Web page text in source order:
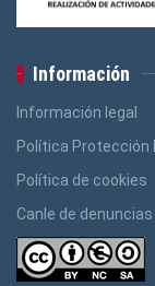
Información
Información legal
Política Protección
Política de cookies
Canle de denuncias